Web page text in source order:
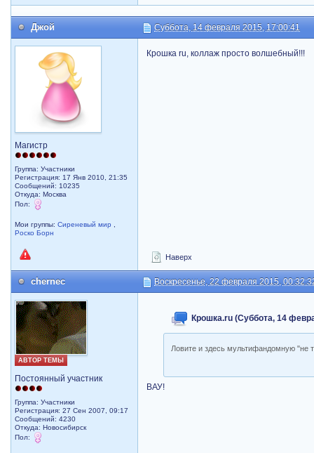
Джой Суббота, 14 февраля 2015, 17:00:41
Магистр
Группа: Участники
Регистрация: 17 Янв 2010, 21:35
Сообщений: 10235
Откуда: Москва
Пол:
Мои группы:Сиреневый мир
Роско Борн
Крошка ru, коллаж просто волшебный!!!
Наверх
chernec Воскресенье, 22 февраля 2015,
АВТОР ТЕМЫ
Постоянный участник
Группа: Участники
Регистрация: 27 Сен 2007, 09:17
Сообщений: 4230
Откуда: Новосибирск
Пол:
Крошка.ru (Суббота, 14
Ловите и здесь мультифандомную "не
ВАУ!